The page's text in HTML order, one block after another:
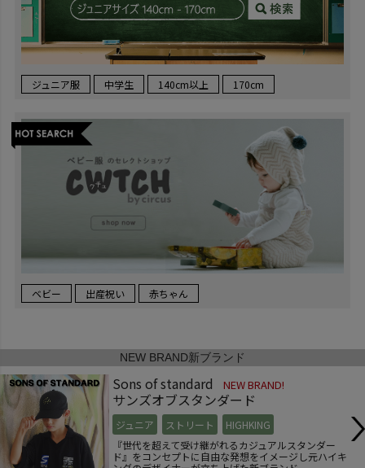
ジュニア服 中学生 140cm以上 170cm
ベビー 出産祝い 赤ちゃん
NEW BRAND新ブランド
Sons of standard NEW BRAND!
サンズオブスタンダード
ジュニア ストリート
HIGHKING
『世代を超えて受け継がれるカジュアルスタンダー
ド』をコンセプトに自由な発想をイメージし元ハイキ